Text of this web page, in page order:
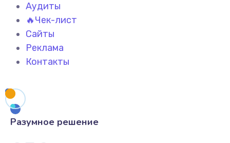
Аудиты
🔥Чек-лист
Сайты
Реклама
Контакты
Разумное решение